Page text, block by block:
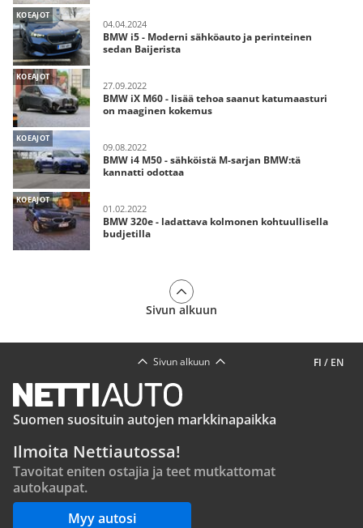
KOEAJOT
04.04.2024
BMW i5 - Moderni sähköauto ja perinteinen
sedan Baijerista
KOEAJOT
27.09.2022
BMW iX M60 - lisää tehoa saanut katumaasturi
on maaginen kokemus
KOEAJOT
09.08.2022
BMW i4 M50 - sähköistä M-sarjan BMW:tä
kannatti odottaa
KOEAJOT
01.02.2022
BMW 320e - ladattava kolmonen kohtuullisella
budjetilla
Sivun alkuun
FI / EN
Sivun alkuun
Suomen suosituin autojen markkinapaikka
Ilmoita Nettiautossa!
Tavoitat eniten ostajia ja teet mutkattomat
autokaupat.
Myy autosi